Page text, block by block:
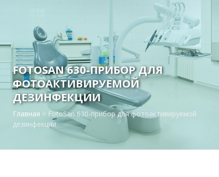
FOTOSAN 630-ПРИБОР ДЛЯ
ФОТОАКТИВИРУЕМОЙ
ДЕЗИНФЕКЦИИ
Главная > FotoSan 630-прибор для фотоактивируемой
дезинфекции